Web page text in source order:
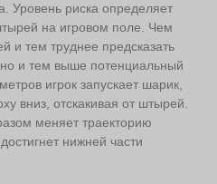
Уровень риска определяет
на игровом поле. Чем
и тем труднее предсказать
и тем выше потенциальный
игрок запускает шарик,
вниз, отскакивая от штырей.
меняет траекторию
нижней части